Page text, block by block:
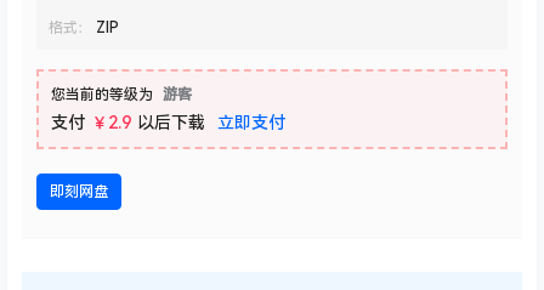
格式： ZIP
您当前的等级为 游客
支付 ￥2.9 以后下载 立即支付
即刻网盘